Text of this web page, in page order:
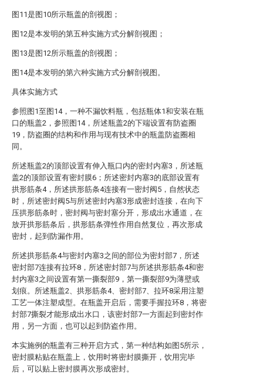
图11是图10所示瓶盖的剖视图；
图12是本发明的第五种实施方式分解剖视图；
图13是图12所示瓶盖的剖视图；
图14是本发明的第六种实施方式分解剖视图。
具体实施方式
参照图1至图14，一种不漏饮料瓶，包括瓶体1和安装在瓶
口的瓶盖2，参照图14，所述瓶盖2的下端设置有防盗圈
19，防盗圈的结构和作用与现有技术中的瓶盖防盗圈相
同。
所述瓶盖2的顶部设置有伸入瓶口内的密封内塞3，所述瓶
盖2的顶部设置有密封膜6；所述密封内塞3的底部设置有
拱形筋条4，所述拱形筋条4连接有一密封阀5，自然状态
时，所述密封阀5与所述密封内塞3形成密封连接，在向下
压拱形筋条时，密封阀与密封塞分开，形成出水通道，在
放开拱形筋条后，拱形筋条弹性作用自然复位，再次形成
密封，起到防漏作用。
所述拱形筋条4与密封内塞3之间的部位为密封部7，所述
密封部7连接有拉环8，所述密封部7与所述拱形筋条4和密
封内塞3之间设置有第一撕裂部9，第一撕裂部9为薄壁或
划痕。所述瓶盖2、拱形筋条4、密封部7、拉环8采用注塑
工艺一体注塑成型。在瓶盖开启后，需要手握拉环8，将密
封部7撕裂才能形成出水口，该密封部7一方面起到密封作
用，另一方面，也可以起到防盗作用。
本实施例的瓶盖有三种开启方式，第一种结构如图5所示，
密封膜粘贴在瓶盖上，饮用时将密封膜撕开，饮用完毕
后，可以贴上密封膜再次形成密封。